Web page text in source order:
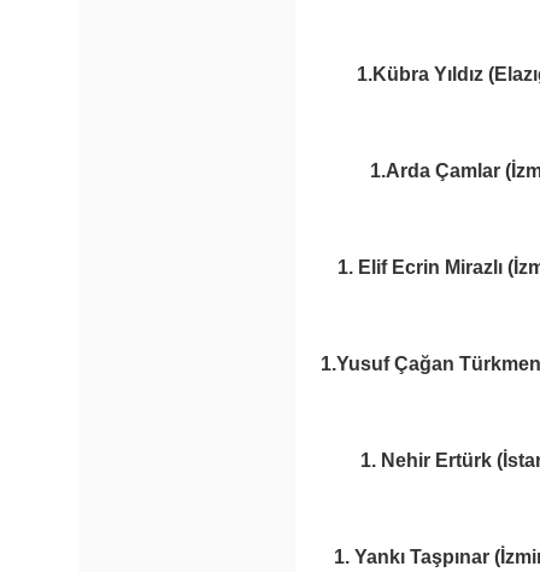
1.Kübra Yıldız
1.Arda Çamlar
1. Elif Ecrin Mirazlı
1.Yusuf Çağan
1. Nehir Ertürk
1. Yankı Taşpınar